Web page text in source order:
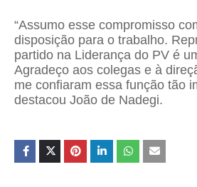
“Assumo esse compromisso
disposição para o trabalho.
partido na Liderança do PV é
Agradeço aos colegas e à
me confiaram essa função tão
destacou João de Nadegi.